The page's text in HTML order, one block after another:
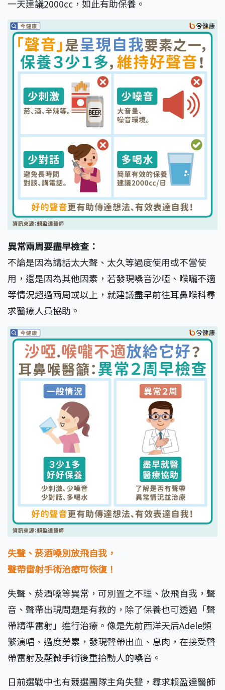
一天建議2000cc，如此有助保養。
異常兩周要盡早檢查：
不論是因為講話太大聲、太久等過度使用或不當使
用，還是因為其他因素，若發現嗓音沙啞、喉嚨不適
等情況超過兩周或以上，就建議盡早前往耳鼻喉科尋
求醫療人員協助。
失聲、菸酒嗓別放飛自我，
聲帶雷射手術治療可恢復！
失聲、菸酒嗓等異常，可別置之不理、放飛自我，聲
音、聲帶出現問題是有救的，除了保養也可透過「聲
帶精準雷射」進行治療。像是先前西洋天后Adele頻
繁演唱、過度勞累，發現聲帶出血、息肉，在接受聲
帶雷射及顯微手術後重拾動人的嗓音。
日前選戰中也有競選團隊主角失聲，尋求賴盈達醫師